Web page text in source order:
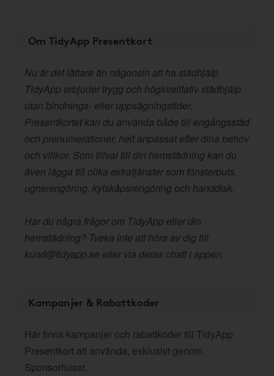
Om TidyApp Presentkort
Nu är det lättare än någonsin att ha städhjälp.
TidyApp erbjuder trygg och högkvalitativ städhjälp
utan bindnings- eller uppsägningstider.
Presentkortet kan du använda både till engångsstäd
och prenumerationer, helt anpassat efter dina behov
och villkor. Som tillval till din hemstädning kan du
även lägga till olika extratjänster som fönsterputs,
ugnsrengöring, kylskåpsrengöring och handdisk.
Har du några frågor om TidyApp eller din
hemstädning? Tveka inte att höra av dig till
kund@tidyapp.se eller via deras chatt i appen.
Kampanjer & Rabattkoder
Här finns kampanjer och rabattkoder till TidyApp
Presentkort att använda, exklusivt genom
Sponsorhuset.